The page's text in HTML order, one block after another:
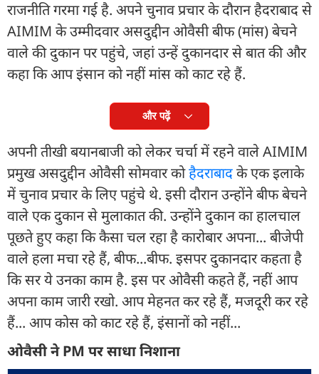
राजनीति गरमा गई है. अपने चुनाव प्रचार के दौरान हैदराबाद से
AIMIM के उम्मीदवार असदुद्दीन ओवैसी बीफ (मांस) बेचने
वाले की दुकान पर पहुंचे, जहां उन्हें दुकानदार से बात की और
कहा कि आप इंसान को नहीं मांस को काट रहे हैं.
और पढ़ें
अपनी तीखी बयानबाजी को लेकर चर्चा में रहने वाले AIMIM
प्रमुख असदुद्दीन ओवैसी सोमवार कोहैदराबादके एक इलाके
में चुनाव प्रचार के लिए पहुंचे थे. इसी दौरान उन्होंने बीफ बेचने
वाले एक दुकान से मुलाकात की. उन्होंने दुकान का हालचाल
पूछते हुए कहा कि कैसा चल रहा है कारोबार अपना... बीजेपी
वाले हला मचा रहे हैं, बीफ...बीफ. इसपर दुकानदार कहता है
कि सर ये उनका काम है. इस पर ओवैसी कहते हैं, नहीं आप
अपना काम जारी रखो. आप मेहनत कर रहे हैं, मजदूरी कर रहे
हैं... आप कोस को काट रहे हैं, इंसानों को नहीं...
ओवैसी ने PM पर साधा निशाना